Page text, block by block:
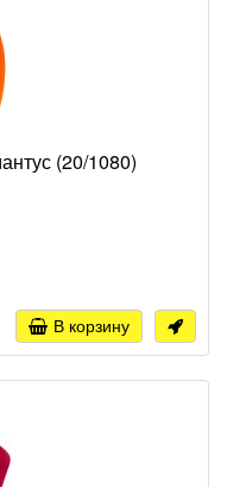
(20/1080)
В корзину